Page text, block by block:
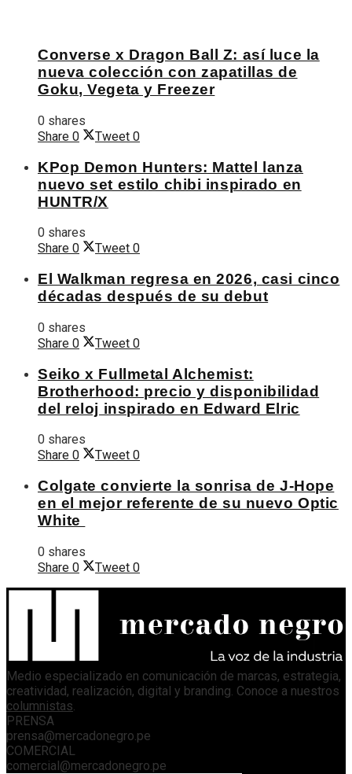
Converse x Dragon Ball Z: así luce la
nueva colección con zapatillas de
Goku, Vegeta y Freezer
0 shares
Share 0 Tweet 0
KPop Demon Hunters: Mattel lanza
nuevo set estilo chibi inspirado en
HUNTR/X
0 shares
Share 0 Tweet 0
El Walkman regresa en 2026, casi cinco
décadas después de su debut
0 shares
Share 0 Tweet 0
Seiko x Fullmetal Alchemist:
Brotherhood: precio y disponibilidad
del reloj inspirado en Edward Elric
0 shares
Share 0 Tweet 0
Colgate convierte la sonrisa de J-Hope
en el mejor referente de su nuevo Optic
White
0 shares
Share 0 Tweet 0
Medio especializado en comunicación de marcas, estrategia,
creatividad, realización, digital y branding. Conoce a nuestros
columnistas
PRENSA
prensa@mercadonegro.pe
COMERCIAL
comercial@mercadonegro.pe